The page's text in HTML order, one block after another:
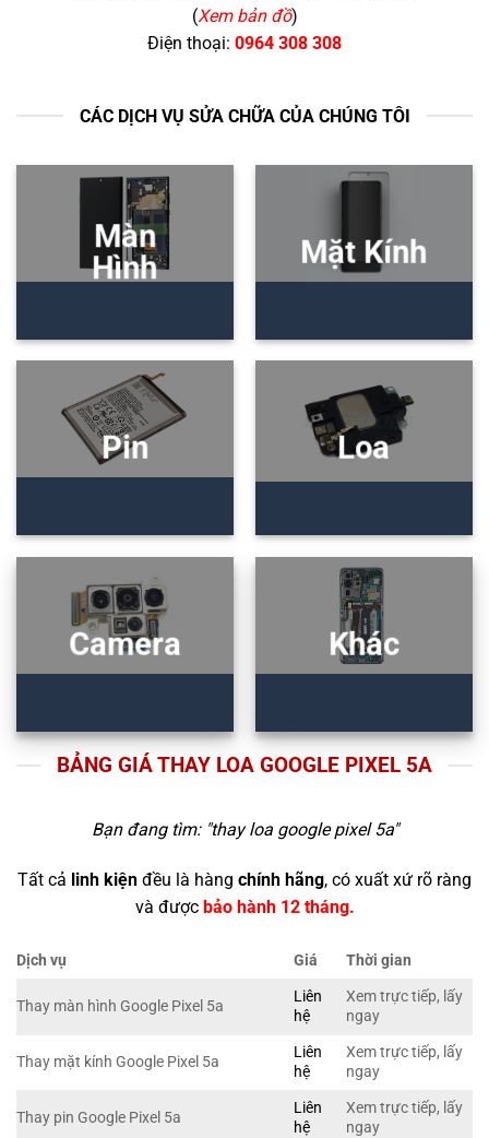
(Xem bản đồ)
Điện thoại: 0964 308 308
CÁC DỊCH VỤ SỬA CHỮA CỦA CHÚNG TÔI
Màn
Hình
Mặt Kính
Pin Loa
Camera Khác
BẢNG GIÁ THAY LOA GOOGLE PIXEL 5A
Bạn đang tìm: "thay loa google pixel 5a"
Tất cả linh kiện đều là hàng chính hãng, có xuất xứ rõ ràng
và được bảo hành 12 tháng.
Dịch vụ Giá Thời gian
Thay màn hình Google Pixel 5a
Liên
hệ
Xem trực tiếp, lấy
ngay
Thay mặt kính Google Pixel 5a
Liên
hệ
Xem trực tiếp, lấy
ngay
Thay pin Google Pixel 5a
Liên
hệ
Xem trực tiếp, lấy
ngay